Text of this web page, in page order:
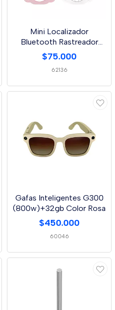
Mini Localizador
Bluetooth Rastreador
Gps(X Tag)
$75.000
62136
Gafas Inteligentes G300
(800w)+32gb Color Rosa
$450.000
60046